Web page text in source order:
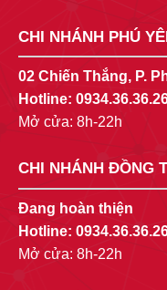
CHI NHÁNH PHÚ
02 Chiến Thắng, P.
Hotline:
Mở cửa: 8h-22h
CHI NHÁNH ĐỒNG
Đang hoàn thiện
Hotline:
Mở cửa: 8h-22h